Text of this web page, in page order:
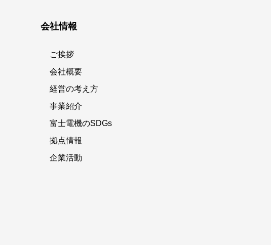
会社情報
ご挨拶
会社概要
経営の考え方
事業紹介
富士電機のSDGs
拠点情報
企業活動